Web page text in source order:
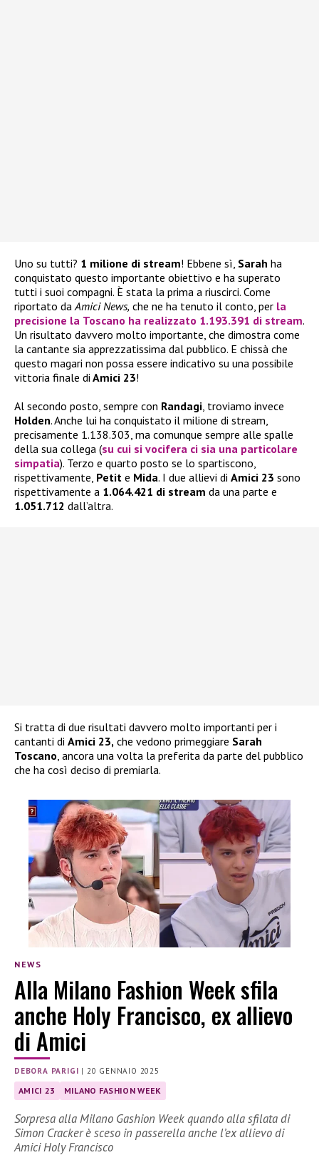
Uno su tutti? 1 milione di stream! Ebbene sì, Sarah ha
conquistato questo importante obiettivo e ha superato
tutti i suoi compagni. È stata la prima a riuscirci. Come
riportato daAmici News, che ne ha tenuto il conto, per la
precisione la Toscano ha realizzato 1.193.391 di stream.
Un risultato davvero molto importante, che dimostra come
la cantante sia apprezzatissima dal pubblico. E chissà che
questo magari non possa essere indicativo su una possibile
vittoria finale di Amici 23!
Al secondo posto, sempre con Randagi, troviamo invece
Holden. Anche lui ha conquistato il milione di stream,
precisamente 1.138.303, ma comunque sempre alle spalle
della sua collega (su cui si vocifera ci sia una particolare
simpatia). Terzo e quarto posto se lo spartiscono,
rispettivamente, Petit e Mida. I due allievi di Amici 23 sono
rispettivamente a 1.064.421 di stream da una parte e
1.051.712 dall’altra.
Si tratta di due risultati davvero molto importanti per i
cantanti di Amici 23, che vedono primeggiare Sarah
Toscano, ancora una volta la preferita da parte del pubblico
che ha così deciso di premiarla.
NEWS
Alla Milano Fashion Week sfila
anche Holy Francisco, ex allievo
di Amici
DEBORA PARIGI | 20 GENNAIO 2025
AMICI 23 MILANO FASHION WEEK
Sorpresa alla Milano Gashion Week quando alla sfilata di
Simon Cracker è sceso in passerella anche l’ex allievo di
Amici Holy Francisco